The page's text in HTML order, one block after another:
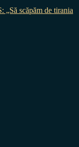
scăpăm de tirania